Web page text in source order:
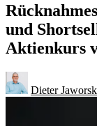
und
Aktienkurs
Dieter